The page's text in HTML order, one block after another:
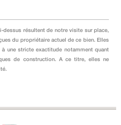
dessus résultent de notre visite sur place,
du propriétaire actuel de ce bien. Elles
à une stricte exactitude notamment quant
de construction. A ce titre, elles ne